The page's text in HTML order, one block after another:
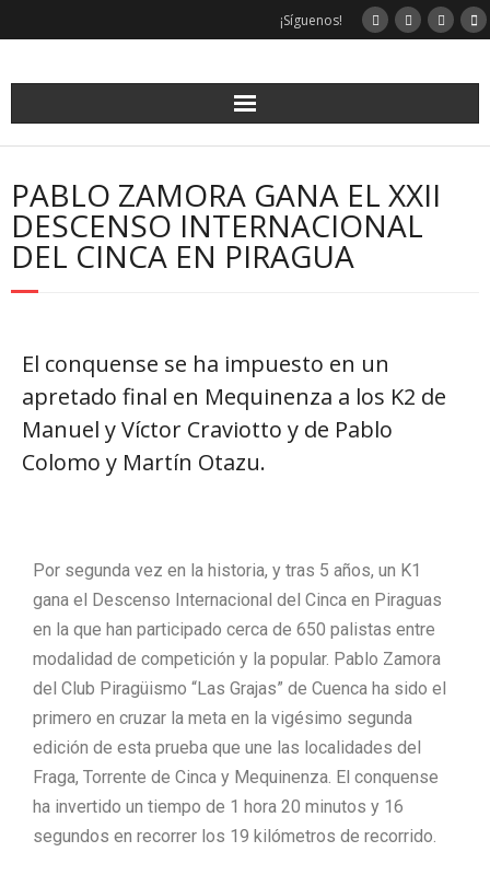
¡Síguenos!
PABLO ZAMORA GANA EL XXII
DESCENSO INTERNACIONAL
DEL CINCA EN PIRAGUA
El conquense se ha impuesto en un
apretado final en Mequinenza a los K2 de
Manuel y Víctor Craviotto y de Pablo
Colomo y Martín Otazu.
Por segunda vez en la historia, y tras 5 años, un K1
gana el Descenso Internacional del Cinca en Piraguas
en la que han participado cerca de 650 palistas entre
modalidad de competición y la popular. Pablo Zamora
del Club Piragüismo “Las Grajas” de Cuenca ha sido el
primero en cruzar la meta en la vigésimo segunda
edición de esta prueba que une las localidades del
Fraga, Torrente de Cinca y Mequinenza. El conquense
ha invertido un tiempo de 1 hora 20 minutos y 16
segundos en recorrer los 19 kilómetros de recorrido.